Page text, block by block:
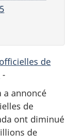
de
-
a annoncé
de
ont diminué
de